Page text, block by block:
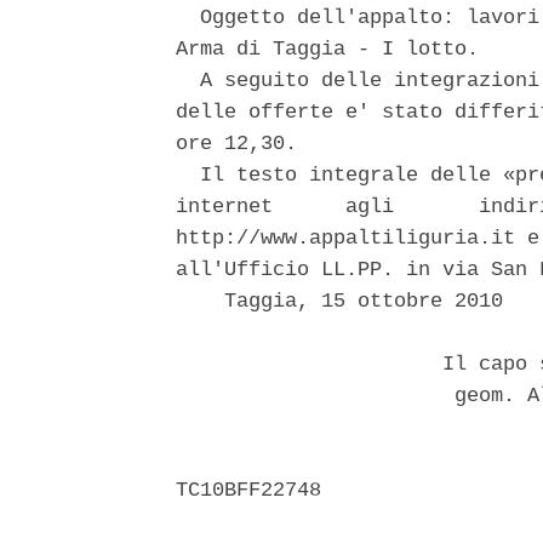
Oggetto dell'appalto:
Arma di Taggia - I lotto.
A seguito delle
delle offerte e' stato
ore 12,30.
Il testo integrale delle
internet      agli
http://www.appaltiliguria.it e
all'Ufficio LL.PP. in via San
    Taggia, 15 ottobre 2010
Il
geom.